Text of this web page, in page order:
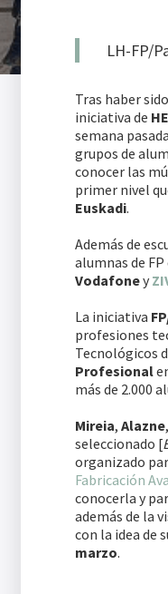
LH-FP/
Tras haber
iniciativa de
semana
grupos de
conocer las
primer nivel
Euskadi.
Además de
alumnas de
Vodafoney
La iniciativa
profesiones
Tecnológicos
Profesional
más de 2.000
Mireia, Alazne,
seleccionado [
organizado
Fabricación
conocerla y
además de la
con la idea de
marzo.